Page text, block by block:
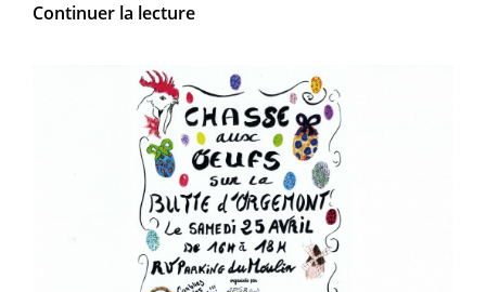
Continuer la lectureConsultation
la
rue
du
Clos
des
Moines
le
9
octobre